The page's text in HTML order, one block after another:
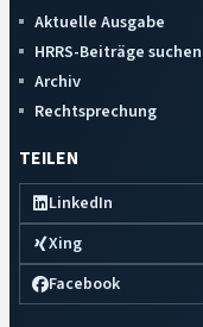
Aktuelle Ausgabe
HRRS-Beiträge suchen
Archiv
Rechtsprechung
TEILEN
LinkedIn
Xing
Facebook